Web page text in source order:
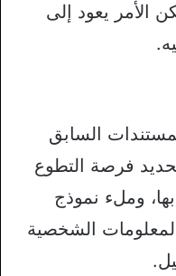
الأمر يعود إلى
السابق
فرصة التطوع
وملء نموذج
الشخصية